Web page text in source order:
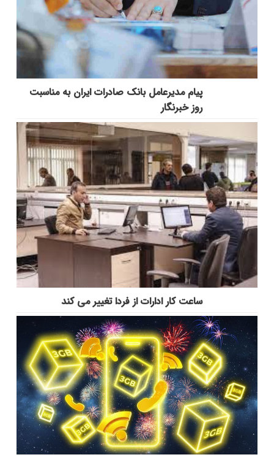
پیام مدیرعامل بانک صادرات ایران به مناسبت
روز خبرنگار
ساعت کار ادارات از فردا تغییر می کند